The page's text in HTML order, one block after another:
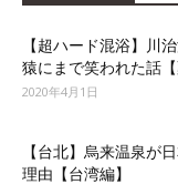
【超ハード混浴】川
猿にまで笑われた話
2020年4月1日
【台北】烏来温泉が
理由【台湾編】